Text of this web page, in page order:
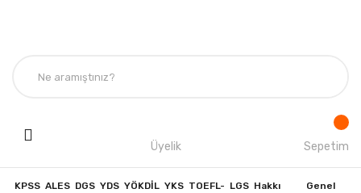
Üyelik Sepetim
KPSS ALES DGS YDS YÖKDİL YKS TOEFL- LGS Hakkı Genel